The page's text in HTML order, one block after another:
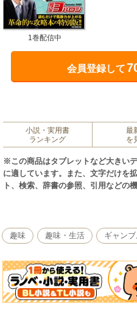
1巻配信中
会員登録して
小説・実用書
ランキング
最
を
※この商品はタブレットなど大きい
に適しています。また、文字だけを
ト、検索、辞書の参照、引用などの
『激走レンジ！』棟広良隆と『推定
る「馬券の買い方」についてはもち
略も収録。中央競馬のG1レースだけ
「馬券も受験もテクニックだ！」と
る、競馬に強くなるためのノウハウ
趣味 趣味・生活 ギャン